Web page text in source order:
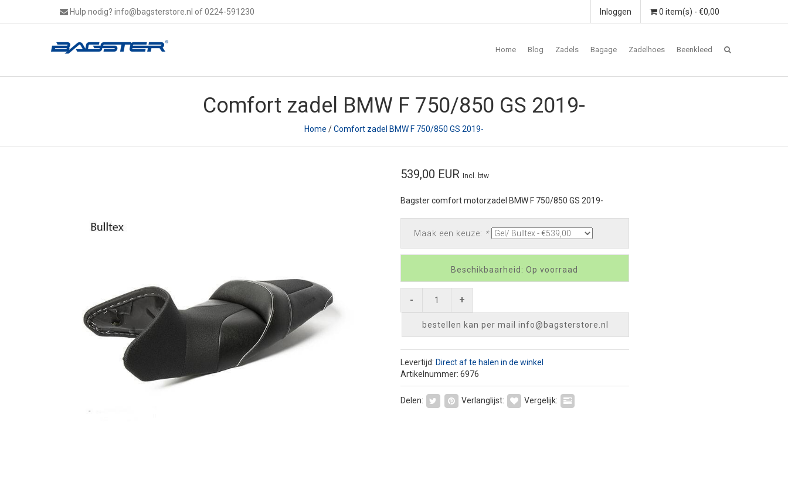
Hulp nodig? info@bagsterstore.nl of 0224-591230 0 item(s) - €0,00
Inloggen
Home Blog Zadels Bagage Zadelhoes Beenkleed
Comfort zadel BMW F 750/850 GS 2019-
Home /Comfort zadel BMW F 750/850 GS 2019-
539,00 EUR Incl. btw
Bagster comfort motorzadel BMW F 750/850 GS 2019-
Maak een keuze: *
Beschikbaarheid: Op voorraad
- +
bestellen kan per mail info@bagsterstore.nl
Levertijd: Direct af te halen in de winkel
Artikelnummer: 6976
Delen: Verlanglijst: Vergelijk: